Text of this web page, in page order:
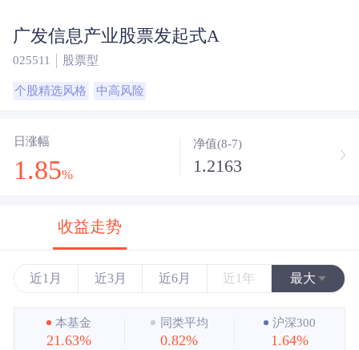
广发信息产业股票发起式A
025511 股票型
个股精选风格 中高风险
日涨幅
1.85%
净值(8-7)
1.2163
收益走势
近1月 近3月 近6月 近1年 最大
近3年
近5年
本基金
21.63%
同类平均
0.82%
沪深300
1.64%